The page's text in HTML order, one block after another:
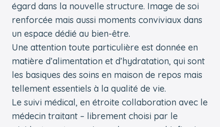
égard dans la nouvelle structure. Image de soi
renforcée mais aussi moments conviviaux dans
un espace dédié au bien-être.
Une attention toute particulière est donnée en
matière d’alimentation et d’hydratation, qui sont
les basiques des soins en maison de repos mais
tellement essentiels à la qualité de vie.
Le suivi médical, en étroite collaboration avec le
médecin traitant – librement choisi par le